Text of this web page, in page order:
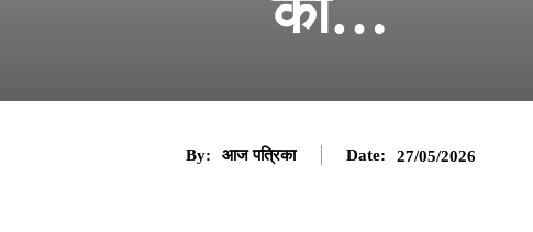
की…
By: आज पत्रिका Date: 27/05/2026